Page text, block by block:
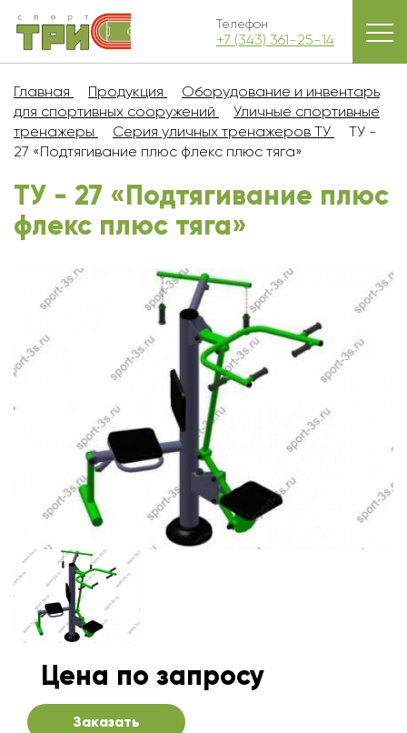
Телефон
+7 (343) 361-25-14
Главная Продукция
Оборудование и инвентарь
для спортивных сооружений
Уличные спортивные
тренажеры
Серия уличных тренажеров ТУ
ТУ -
27 «Подтягивание плюс флекс плюс тяга»
ТУ - 27 «Подтягивание плюс
флекс плюс тяга»
Цена по запросу
Заказать